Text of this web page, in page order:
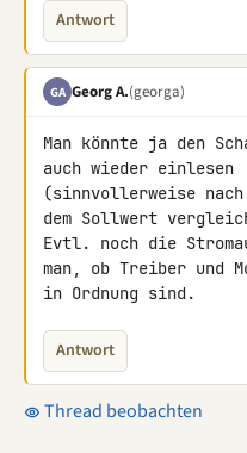
Antwort
GA Georg A.(georga)
Man könnte ja den
auch wieder einlesen
(sinnvollerweise
dem Sollwert
Evtl. noch die
man, ob Treiber und
in Ordnung sind.
Antwort
Thread beobachten